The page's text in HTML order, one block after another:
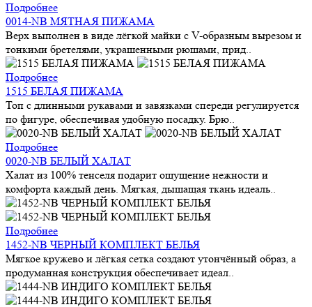
Подробнее
0014-NB МЯТНАЯ ПИЖАМА
Верх выполнен в виде лёгкой майки с V-образным вырезом и
тонкими бретелями, украшенными рюшами, прид..
Подробнее
1515 БЕЛАЯ ПИЖАМА
Топ с длинными рукавами и завязками спереди регулируется
по фигуре, обеспечивая удобную посадку. Брю..
Подробнее
0020-NB БЕЛЫЙ ХАЛАТ
Халат из 100% тенселя подарит ощущение нежности и
комфорта каждый день. Мягкая, дышащая ткань идеаль..
Подробнее
1452-NB ЧЕРНЫЙ КОМПЛЕКТ БЕЛЬЯ
Мягкое кружево и лёгкая сетка создают утончённый образ, а
продуманная конструкция обеспечивает идеал..